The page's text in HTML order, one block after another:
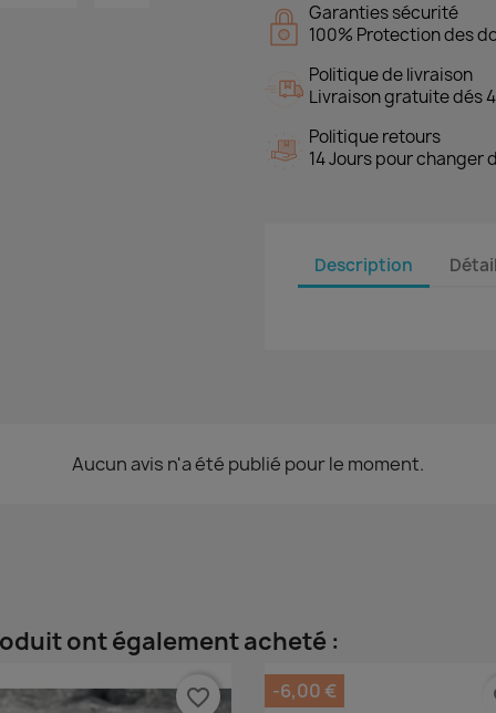
Garanties sécurité
100% Protection des
Politique de livraison
Livraison gratuite dés
Politique retours
14 Jours pour changer
Description
Aucun avis n'a été publié pour le moment.
ont également acheté :
favorite_border -6,00 €